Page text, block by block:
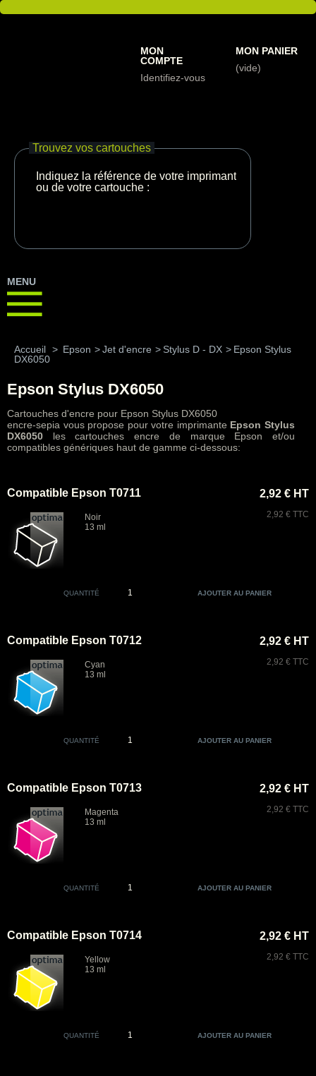
MON
COMPTE
Identifiez-vous
MON PANIER
(vide)
Trouvez vos cartouches
Indiquez la référence de votre imprimante
ou de votre cartouche :
MENU
Accueil > Epson >Jet d'encre > Stylus D - DX > Epson Stylus
DX6050
Epson Stylus DX6050
Cartouches d'encre pour Epson Stylus DX6050
encre-sepia vous propose pour votre imprimante Epson Stylus
DX6050 les cartouches encre de marque Epson et/ou
compatibles génériques haut de gamme ci-dessous:
Compatible Epson T0711
Noir
13 ml
2,92 € HT
2,92 € TTC
QUANTITÉ
Compatible Epson T0712
Cyan
13 ml
2,92 € HT
2,92 € TTC
QUANTITÉ
Compatible Epson T0713
Magenta
13 ml
2,92 € HT
2,92 € TTC
QUANTITÉ
Compatible Epson T0714
Yellow
13 ml
2,92 € HT
2,92 € TTC
QUANTITÉ